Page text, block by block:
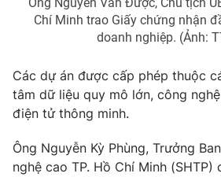
Chất lượng cuộc sống
Học trực tuyến
Công nghệ
Hitech Công nghệ tương lai
Sản phẩm
Thị trường
Tư vấn
Lịch phát sóng
Chuyên mục khác
Chí Minh trao Giấy chứng nhận
doanh nghiệp. (Ảnh:
Các dự án được cấp phép thuộc
tâm dữ liệu quy mô lớn, công
điện tử thông minh.
Ông Nguyễn Kỳ Phùng, Trưởng
nghệ cao TP. Hồ Chí Minh